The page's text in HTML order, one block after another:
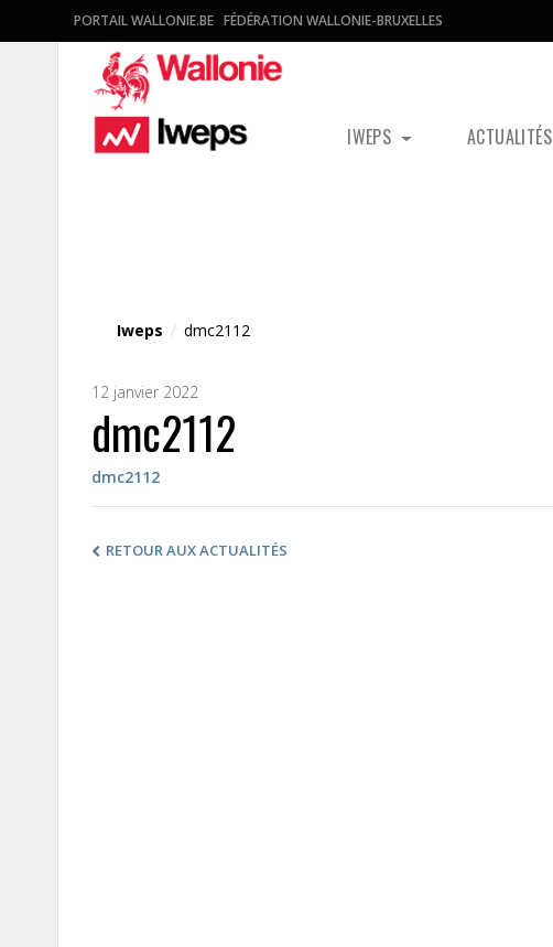
PORTAIL WALLONIE.BE FÉDÉRATION WALLONIE-BRUXELLES
IWEPS ACTUALITÉS
Iweps / dmc2112
12 janvier 2022
dmc2112
dmc2112
RETOUR AUX ACTUALITÉS